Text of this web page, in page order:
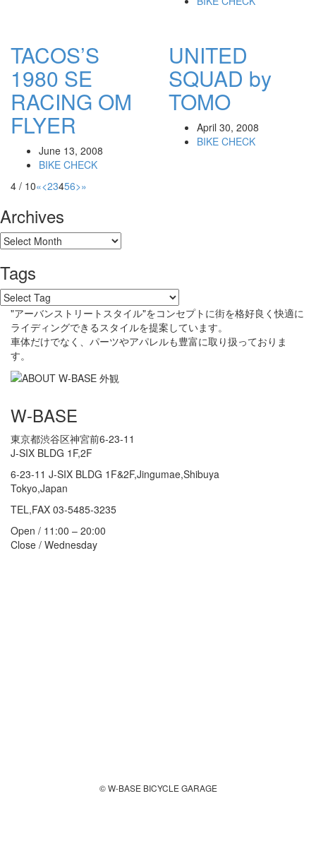
TACOS’S
1980 SE
RACING OM
FLYER
June 13, 2008
BIKE CHECK
UNITED
SQUAD by
TOMO
April 30, 2008
BIKE CHECK
4 / 10«<23456>»
Archives
Tags
"アーバンストリートスタイル"をコンセプトに街を格好良く快適に
ライディングできるスタイルを提案しています。
車体だけでなく、パーツやアパレルも豊富に取り扱っておりま
す。
W-BASE
東京都渋谷区神宮前6-23-11
J-SIX BLDG 1F,2F
6-23-11 J-SIX BLDG 1F&2F,Jingumae,Shibuya
Tokyo,Japan
TEL,FAX 03-5485-3235
Open / 11:00 – 20:00
Close / Wednesday
© W-BASE BICYCLE GARAGE